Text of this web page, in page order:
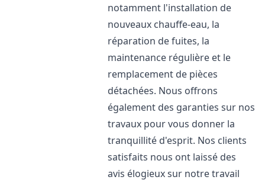
notamment l'installation de
nouveaux chauffe-eau, la
réparation de fuites, la
maintenance régulière et le
remplacement de pièces
détachées. Nous offrons
également des garanties sur nos
travaux pour vous donner la
tranquillité d'esprit. Nos clients
satisfaits nous ont laissé des
avis élogieux sur notre travail